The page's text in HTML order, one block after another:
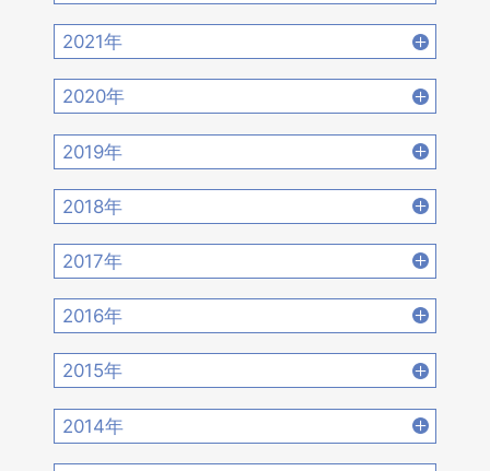
2022年12月 [15] 2022年11月 [15]
2022年10月 [16] 2022年9月 [12]
2022年6月 [17] 2022年5月 [14]
2022年4月 [15]
2022年2月 [12]
2021年
2021年12月 [18] 2021年11月 [18]
2021年10月 [17] 2021年9月 [14]
2021年8月 [21] 2021年7月 [22]
2021年6月 [17] 2021年5月 [18]
2021年4月 [16]
2021年2月 [14]
2020年
2020年12月 [21] 2020年11月 [9]
2020年10月 [21] 2020年9月 [16]
2020年8月 [18] 2020年7月 [16]
2020年6月 [21] 2020年5月 [14]
2020年4月 [12]
2020年2月 [18]
2019年
2019年12月 [14] 2019年11月 [17]
2019年10月 [12] 2019年9月 [15]
2019年8月 [18] 2019年7月 [21]
2019年6月 [18] 2019年5月 [20]
2019年4月 [16]
2019年2月 [12]
2018年
2018年12月 [20] 2018年11月 [14]
2018年10月 [20] 2018年9月 [12]
2018年8月 [15] 2018年7月 [14]
2018年6月 [18] 2018年5月 [14]
2018年4月 [21]
2017年
2017年12月 [28] 2017年11月 [22]
2017年10月 [21] 2017年9月 [24]
2017年6月 [25] 2017年5月 [27]
2016年
2016年12月 [21] 2016年11月 [28]
2016年10月 [26] 2016年9月 [28]
2016年8月 [39] 2016年7月 [27]
2015年
2015年12月 [30] 2015年11月 [19]
2015年10月 [26] 2015年9月 [30]
2014年